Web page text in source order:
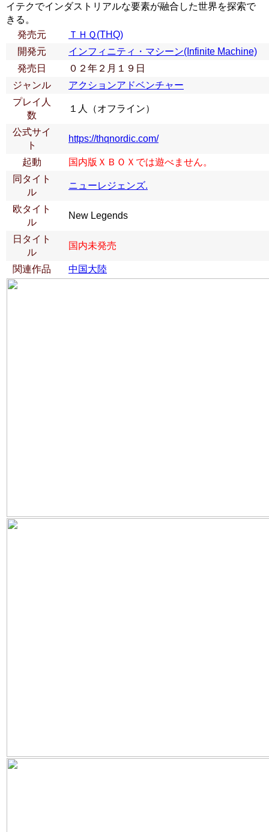
イテクでインダストリアルな要素が融合した世界を探索で
きる。
発売元
ＴＨＱ(THQ)
開発元
インフィニティ・マシーン(Infinite Machine)
発売日
０２年２月１９日
ジャンル
アクションアドベンチャー
プレイ人
数
１人（オフライン）
公式サイ
ト
https://thqnordic.com/
起動
国内版ＸＢＯＸでは遊べません。
同タイト
ル
ニューレジェンズ.
欧タイト
ル
New Legends
日タイト
ル
国内未発売
関連作品 中国大陸